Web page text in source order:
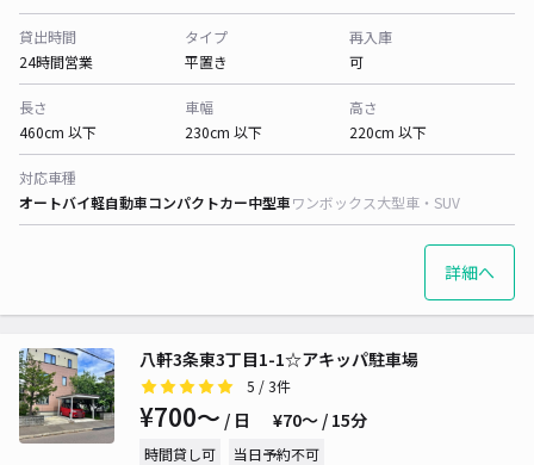
貸出時間
24時間営業
タイプ
平置き
再入庫
可
長さ
460cm 以下
車幅
230cm 以下
高さ
220cm 以下
対応車種
オートバイ軽自動車コンパクトカー中型車ワンボックス大型車・SUV
詳細へ
八軒3条東3丁目1-1☆アキッパ駐車場
5 / 3件
¥700〜 / 日 ¥70〜 / 15分
時間貸し可 当日予約不可